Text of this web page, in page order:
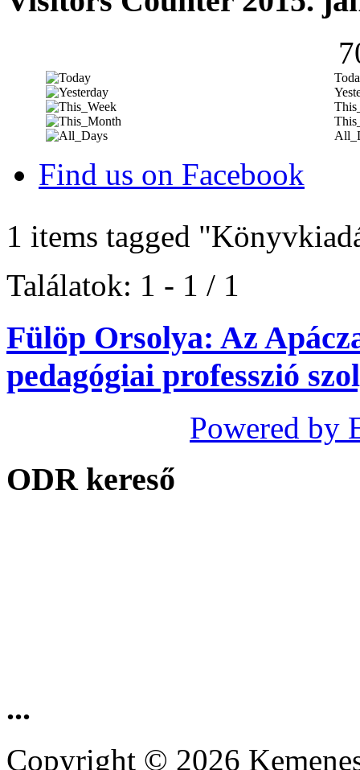
Find us on Facebook
1 items tagged
Találatok: 1 - 1 / 1
Fülöp Orsolya: Az
pedagógiai professzió
Powered by
ODR kereső
...
Copyright © 2026